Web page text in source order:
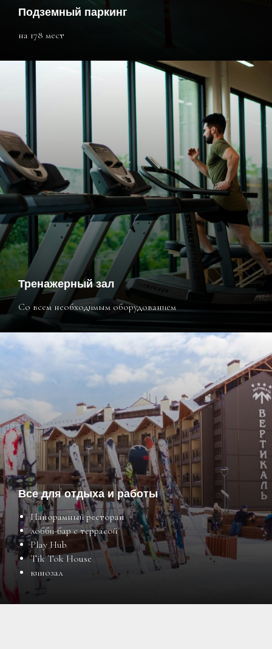
Подземный паркинг
на 178 мест
Тренажерный зал
Со всем необходимым оборудованием
Все для отдыха и работы
Панорамный ресторан
лобби-бар с террасой
Play Hub
Tik Tok House
кинозал
Подберем подходящее решение в
интересующей локации с требуемыми
параметрами
Ответим лично на все вопросы, поможем
определиться во всем разнообразии
предложений